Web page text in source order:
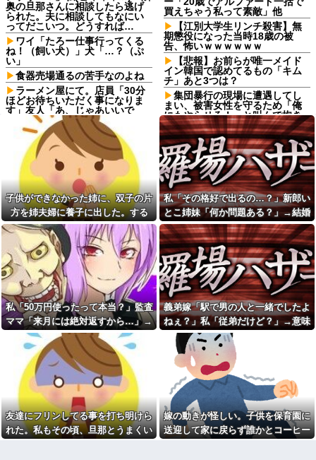
奥の旦那さんに相談したら逃げ
られた。夫に相談してもなにい
ってだこいつ。どうすれば…
ワイ「たろー仕事行ってくる
ね！（飼い犬）」犬「…？（ぷ
い」
食器売場通るの苦手なのよね
ラーメン屋にて。店員「30分
ほどお待ちいただく事になりま
す」友人「あ、じゃあいいで
す」→店を出た友人「ラーメン
店Aに行こう」俺「え？」→その
移民ベトナム女達の宅飲み、
レベチｗｗｗｗｗｗｗｗｗｗｗ
ｗｗｗｗｗｗｗｗｗｗｗｗｗ
ダイアンのじゃない方がユー
スケさんになってしまっている
という事実←これ
女「43億円注文して………キ
ャンセルっと！」←こいつの目
政府「増税」敵「増税すん
な！増税メガネ！」→政府「減
税」敵「減税すんな！社会保障
どうなる！」
【動画】手術中に熊本地震直
撃やばすぎる
【結婚式当日に】 義妹の不倫
を暴露した私。でも旦那が援助
したいと言い出して…ｗｗｗ
親の借金のカタに17歳でもぐ
りの消費者金融社長の愛人にな
った。その後25歳で1000万円を
渡されマンションへ移された直
後、社長が…
母が作ってくれた雛人形を夫
に出してほしいと頼むと「別に
いいじゃんあんなの」だって。
買えちゃう私って素敵」他
【江別大学生リンチ殺害】無
期懲役になった当時18歳の被
告、怖いｗｗｗｗｗｗ
【悲報】お前らが唯一メイド
イン韓国で認めてるもの「キム
チ」あと3つは？
集団暴行の現場に遭遇してし
まい、被害女性を守るため「俺
にもやらせろ！」と叫んで抱き
ついた結果…警察に連行され〇
〇扱いされる悲劇へ←機転を利
かせた結果が裏目に出すぎて惨
事
【戦慄】山で洒落にならない
目にあった話をする、オカルト
系で
ラーメン屋にて。店員「30分
ほどお待ちいただく事になりま
す」友人「あ、じゃあいいで
す」→店を出た友人「ラーメン
店Aに行こう」俺「え？」→その
店までの距離は…
【青春(*´ω｀*)？】私はフィリ
ピンのハーフで若干濃いめの顔
だった。加えて天然パーマだっ
たのである男子に『ダブルフィ
ンガー』と呼ばれてた…
仕事辞めた時ってどんな気分
だった？
私の実父の写真を見て「お父
さんいい顔で映ってるわね。こ
れ遺影にピッタリねw」と煽って
くるトメ。最初はスルーしてた
が、しつこいのでスマホのカメ
ラをトメに向けて同じ手で反撃
したったｗｗｗ
母親の作る唐揚げが大好きだ
ったからレシピ教えてもらおう
としたら……
子供ができなかった姉に、双子の片
方を姉夫婦に養子に出した。する
と、養子に出した子がすごく礼儀正
しくてビックリ
私「その格好で出るの…？」新郎い
とこ姉妹「何か問題ある？」→結婚
式当日に感じた違和感が最後まで消
えなくて…
私「50万円使ったって本当？」監査
ママ「来月には絶対返すから…」→
約束を信じて待った結果、警察に通
報することになり…
義弟嫁「駅で男の人と一緒でしたよ
ねぇ？」私「従弟だけど？」→意味
深な言い方をされてウンザリして…
友達にフリンしてる事を打ち明けら
れた。私もその頃、旦那とうまくい
嫁の動きが怪しい。子供を保育園に
送迎して家に戻らず誰かとコーヒー